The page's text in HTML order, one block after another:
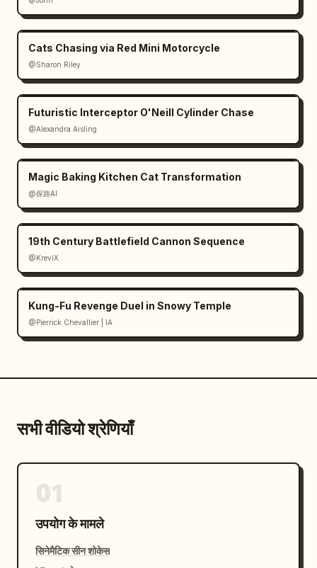
Cats Chasing via Red Mini Motorcycle
@Sharon Riley
Futuristic Interceptor O'Neill Cylinder Chase
@Alexandra Aisling
Magic Baking Kitchen Cat Transformation
@探路AI
19th Century Battlefield Cannon Sequence
@KreviX
Kung-Fu Revenge Duel in Snowy Temple
@Pierrick Chevallier | IA
सभी वीडियो श्रेणियाँ
उपयोग के मामले
सिनेमैटिक सीन शोकेस